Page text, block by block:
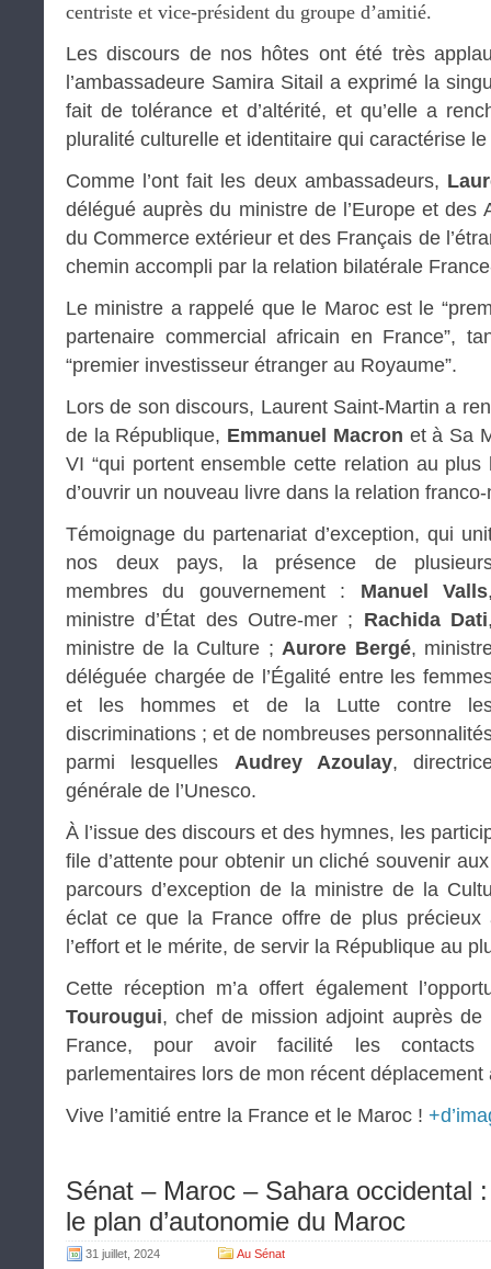
centriste et vice-président du groupe d’amitié.
Les discours de nos hôtes ont été très
l’ambassadeure Samira Sitail a exprimé la
fait de tolérance et d’altérité, et qu’elle a
pluralité culturelle et identitaire qui caractérise
Comme l’ont fait les deux ambassadeurs,
délégué auprès du ministre de l’Europe et des
du Commerce extérieur et des Français de
chemin accompli par la relation bilatérale
Le ministre a rappelé que le Maroc est le
partenaire commercial africain en France”,
“premier investisseur étranger au Royaume”.
Lors de son discours, Laurent Saint-Martin a
de la République, Emmanuel Macron et à Sa
VI “qui portent ensemble cette relation au plus
d’ouvrir un nouveau livre dans la relation franco-
Témoignage du partenariat d’exception, qui
nos deux pays, la présence de
membres du gouvernement : Manuel Valls
ministre d’État des Outre-mer ; Rachida Dati
ministre de la Culture ;Aurore Bergé,
déléguée chargée de l’Égalité entre les
et les hommes et de la Lutte contre
discriminations ; et de nombreuses
parmi lesquelles Audrey Azoulay,
générale de l’Unesco.
À l’issue des discours et des hymnes, les
file d’attente pour obtenir un cliché souvenir
parcours d’exception de la ministre de la
éclat ce que la France offre de plus
l’effort et le mérite, de servir la République au
Cette réception m’a offert également
Tourougui, chef de mission adjoint auprès de
France, pour avoir facilité les contacts
parlementaires lors de mon récent déplacement
Vive l’amitié entre la France et le Maroc !
Sénat – Maroc – Sahara occidental
le plan d’autonomie du Maroc
31 juillet, 2024 Au Sénat